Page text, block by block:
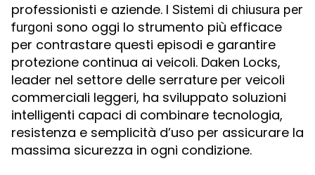
professionisti e aziende. I Sistemi di chiusura per
furgoni sono oggi lo strumento più efficace
per contrastare questi episodi e garantire
protezione continua ai veicoli. Daken Locks,
leader nel settore delle serrature per veicoli
commerciali leggeri, ha sviluppato soluzioni
intelligenti capaci di combinare tecnologia,
resistenza e semplicità d’uso per assicurare la
massima sicurezza in ogni condizione.